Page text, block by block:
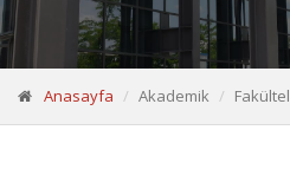
Anasayfa Akademik